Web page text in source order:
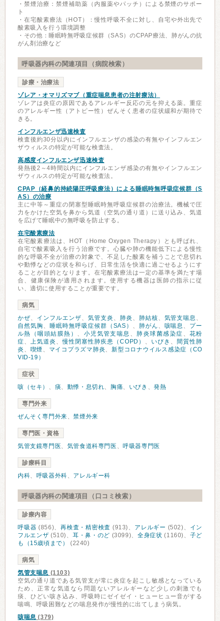
・禁煙治療：禁煙補助薬（内服薬やパッチ）による禁煙のサポー
ト
・在宅酸素療法（HOT）：慢性呼吸不全に対し、自宅や外出先で
酸素吸入を行う環境調整
・その他：睡眠時無呼吸症候群（SAS）のCPAP療法、肺がんの抗
がん剤治療など
呼吸器内科の関連項目（病院検索）
診療・治療法
ゾレア・オマリズマブ（重症喘息患者の注射療法）
ゾレアは炎症の原因であるアレルギー反応の元を抑える薬。重症
のアレルギー性（アトピー性）ぜんそく患者の症状緩和が期待で
きる。
インフルエンザ迅速検査
検査後約30分以内にインフルエンザの感染の有無やインフルエン
ザウィルスの特定が可能な検査法。
高感度インフルエンザ迅速検査
発熱後2～4時間以内にインフルエンザ感染の有無やインフルエン
ザウィルスの特定が可能な検査法。
CPAP（経鼻的持続陽圧呼吸療法）による睡眠時無呼吸症候群（S
AS）の治療
主に中等～重症の閉塞型睡眠時無呼吸症候群の治療法。機械で圧
力をかけた空気を鼻から気道（空気の通り道）に送り込み、気道
を広げて睡眠中の無呼吸を防止する。
在宅酸素療法
在宅酸素療法は、HOT（Home Oxygen Therapy）とも呼ばれ、
自宅で酸素吸入を行う治療です。心臓や肺の機能低下による慢性
的な呼吸不全が治療の対象で、不足した酸素を補うことで息切れ
や動悸などの症状を和らげ、日常生活を快適に過ごせるようにす
ることが目的となります。在宅酸素療法は一定の基準を満たす場
合、健康保険が適用されます。使用する機器は医師の指示に従
い、適切に使用することが重要です。
病気
かぜ、 インフルエンザ、 気管支炎 、 肺炎 、 肺結核、 気管支喘息 、
自然気胸 、 睡眠時無呼吸症候群（SAS） 、 肺がん 、 咳喘息 、 プー
ル熱（咽頭結膜熱） 、 小児気管支喘息 、 肺炎球菌感染症 、 花粉
症、上気道炎 、慢性閉塞性肺疾患（COPD） 、 いびき 、 間質性肺
炎 、 喫煙 、 マイコプラズマ肺炎、新型コロナウイルス感染症（CO
VID-19）
症状
咳（セキ） 、 痰、 動悸・息切れ、 胸痛、 いびき 、発熱
専門外来
ぜんそく専門外来、禁煙外来
専門医・資格
気管支鏡専門医、 気管食道科専門医 、呼吸器専門医
診療科目
内科、 呼吸器外科、 アレルギー科
呼吸器内科の関連項目（口コミ検索）
診療内容
呼吸器 (856)、再検査・精密検査 (913)、 アレルギー (502)、 イン
フルエンザ (510)、 耳・鼻・のど (3099)、 全身症状 (1160)、 子ど
も（15歳頃まで）
(2240)
病気
気管支喘息 (1103)
空気の通り道である気管支が常に炎症を起こし敏感となっている
ため、正常な気道なら問題ないアレルギーなど少しの刺激でも
痰、ひどい咳き込み、呼吸時にゼイゼイ・ヒューヒュー音がする
喘鳴、呼吸困難などの喘息発作が慢性的に出てしまう病気。
咳喘息 (379)